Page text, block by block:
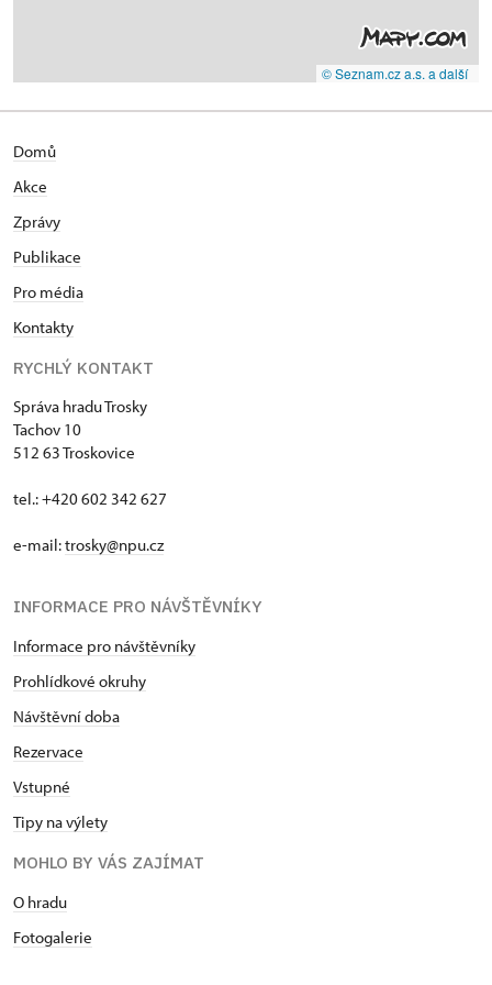
© Seznam.cz a.s. a další
Domů
Akce
Zprávy
Publikace
Pro média
Kontakty
RYCHLÝ KONTAKT
Správa hradu Trosky
Tachov 10
512 63 Troskovice
tel.: +420 602 342 627
e-mail:trosky@npu.cz
INFORMACE PRO NÁVŠTĚVNÍKY
Informace pro návštěvníky
Prohlídkové okruhy
Návštěvní doba
Rezervace
Vstupné
Tipy na výlety
MOHLO BY VÁS ZAJÍMAT
O hradu
Fotogalerie